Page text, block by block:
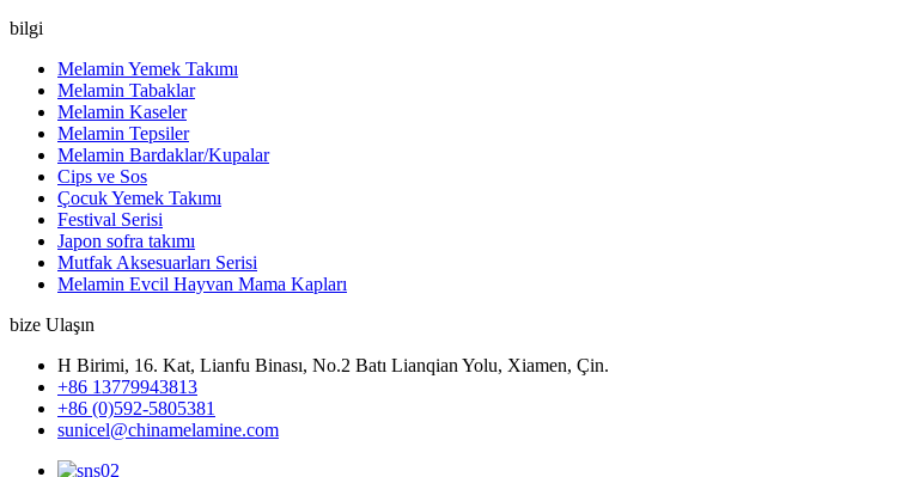
bilgi
Melamin Yemek Takımı
Melamin Tabaklar
Melamin Kaseler
Melamin Tepsiler
Melamin Bardaklar/Kupalar
Cips ve Sos
Çocuk Yemek Takımı
Festival Serisi
Japon sofra takımı
Mutfak Aksesuarları Serisi
Melamin Evcil Hayvan Mama Kapları
bize Ulaşın
H Birimi, 16. Kat, Lianfu Binası, No.2 Batı Lianqian Yolu, Xiamen, Çin.
+86 13779943813
+86 (0)592-5805381
sunicel@chinamelamine.com